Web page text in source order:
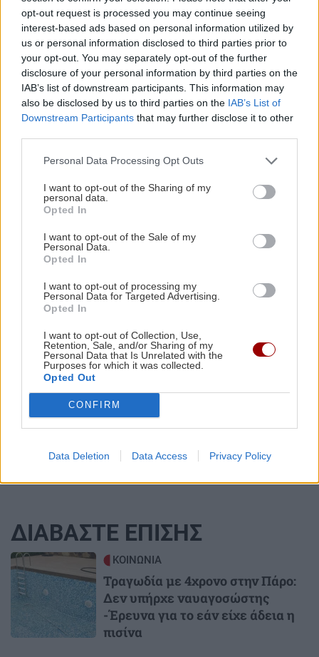
opt-out request is processed you may continue seeing
interest-based ads based on personal information utilized by
us or personal information disclosed to third parties prior to
your opt-out. You may separately opt-out of the further
disclosure of your personal information by third parties on the
IAB’s list of downstream participants. This information may
also be disclosed by us to third parties on the IAB’s List of
Downstream Participants that may further disclose it to other
Personal Data Processing Opt Outs
I want to opt-out of the Sharing of my
personal data.
Opted In
I want to opt-out of the Sale of my
Personal Data.
Opted In
I want to opt-out of processing my
Personal Data for Targeted Advertising.
Opted In
I want to opt-out of Collection, Use,
Retention, Sale, and/or Sharing of my
Personal Data that Is Unrelated with the
Purposes for which it was collected.
Opted Out
CONFIRM
Data Deletion Data Access Privacy Policy
σύζυγό της και τον γιο τους
14:48
ΕΠΙΣΤΗΜΗ
Ολική έκλειψη Ηλίου: Το κοσμικό μυστήριο
που η επιστήμη αδυνατεί να λύσει εδώ και
δεκαετίες
ΚΡΗΤΗ
Βρέθηκαν και τρία δενδρύλλια
14:15
ΕΛΛΑΔΑ
Λαγονήσι: Εκτός κινδύνου οι δύο αστυνομικοί,
τροχαίο
GOSSIP - LIFESTYLE
Η Σίσσυ Χρηστίδου ποζάρει στην
Κρήτη με μαγιό
ΚΟΣΜΟΣ
Ισπανία: Έλεγξαν περίπου 200 αφίξεις
ταξιδιωτών από την Ιταλία
ΚΟΣΜΟΣ
Χαμός στη βουλή του Κοσόβου:
Βουλευτής της αντιπολίτευσης
πέταξε αυγά στον υπηρεσιακό
πρωθυπουργό (βίντεο)
ΔΙΑΒΑΣΤΕ ΕΠΙΣΗΣ
Image ΚΟΙΝΩΝΙΑ
Τραγωδία με 4χρονο στην Πάρο:
Δεν υπήρχε ναυαγοσώστης
-Έρευνα για το εάν είχε άδεια η
πισίνα